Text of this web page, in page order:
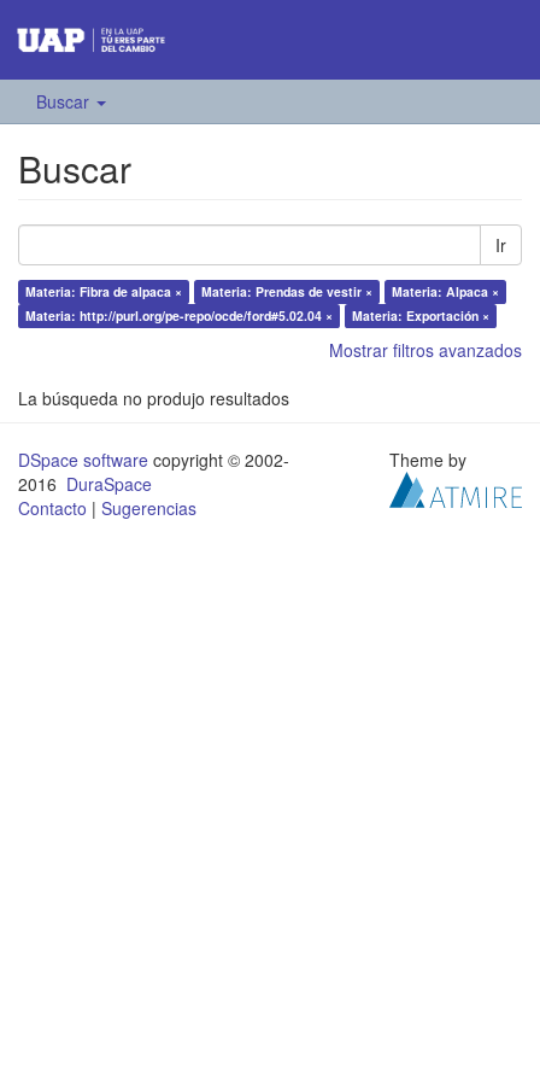
Buscar
Buscar
Ir
Materia: Fibra de alpaca × Materia: Prendas de vestir ×
Materia: Alpaca ×
Materia: http://purl.org/pe-repo/ocde/ford#5.02.04 ×
Materia: Exportación ×
Mostrar filtros avanzados
La búsqueda no produjo resultados
DSpace software copyright © 2002-
2016 DuraSpace
Contacto | Sugerencias
Theme by